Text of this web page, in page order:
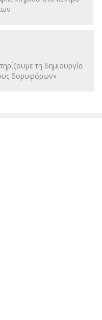
τη δημιουργία
δορυφόρων»